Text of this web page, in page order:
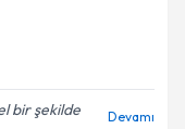
almanız için bir
bir şekilde
Devamı